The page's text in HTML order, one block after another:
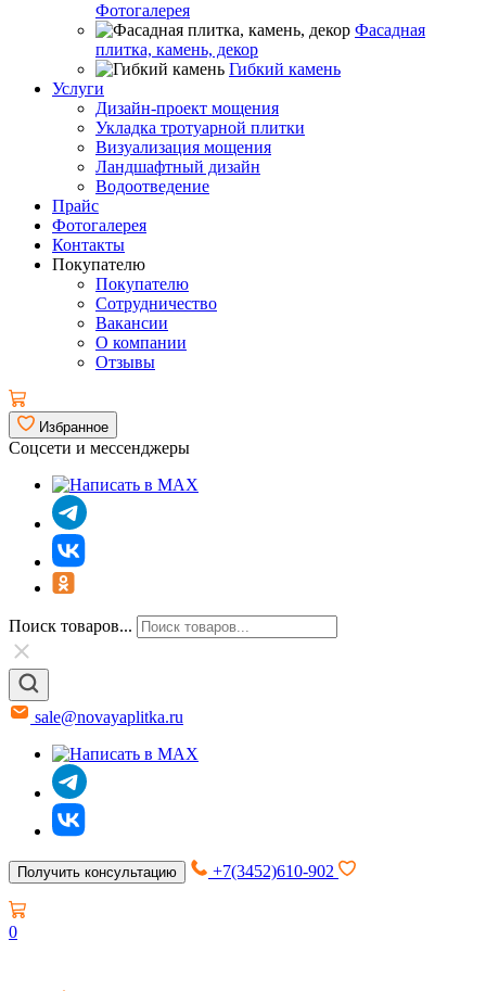
Фотогалерея
Фасадная
плитка, камень, декор
Гибкий камень
Услуги
Дизайн-проект мощения
Укладка тротуарной плитки
Визуализация мощения
Ландшафтный дизайн
Водоотведение
Прайс
Фотогалерея
Контакты
Покупателю
Покупателю
Сотрудничество
Вакансии
О компании
Отзывы
Избранное
Соцсети и мессенджеры
Поиск товаров...
sale@novayaplitka.ru
Получить консультацию +7(3452)610-902
0